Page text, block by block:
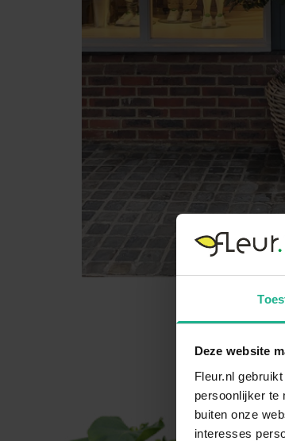
Deze website
Fleur.nl
persoonlijker te
buiten onze
interesses